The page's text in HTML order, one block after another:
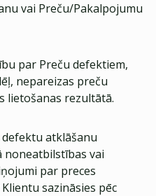
vai Preču/Pakalpojumu
par Preču defektiem,
nepareizas preču
lietošanas rezultātā.
defektu atklāšanu
noneatbilstības vai
par preces
sazināsies pēc